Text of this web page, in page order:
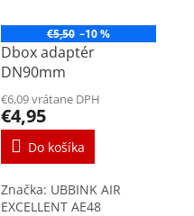
€5,50 –10 %
Dbox adaptér
DN90mm
€6,09 vrátane DPH
€4,95
Do košíka
Značka: UBBINK AIR
EXCELLENT AE48